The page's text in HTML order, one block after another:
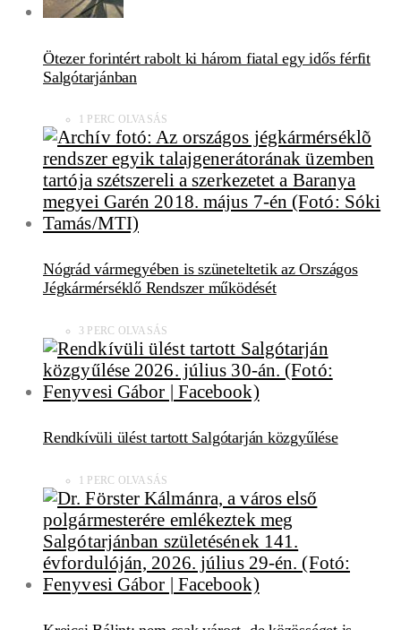
Ötezer forintért rabolt ki három fiatal egy idős férfit
Salgótarjánban
1 PERC OLVASÁS
Nógrád vármegyében is szüneteltetik az Országos
Jégkármérséklő Rendszer működését
3 PERC OLVASÁS
Rendkívüli ülést tartott Salgótarján közgyűlése
1 PERC OLVASÁS